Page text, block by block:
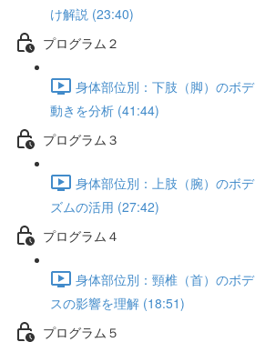
け解説 (23:40)
プログラム２
身体部位別：下肢（脚）のボ
動きを分析 (41:44)
プログラム３
身体部位別：上肢（腕）のボ
ズムの活用 (27:42)
プログラム４
身体部位別：頸椎（首）のボ
スの影響を理解 (18:51)
プログラム５